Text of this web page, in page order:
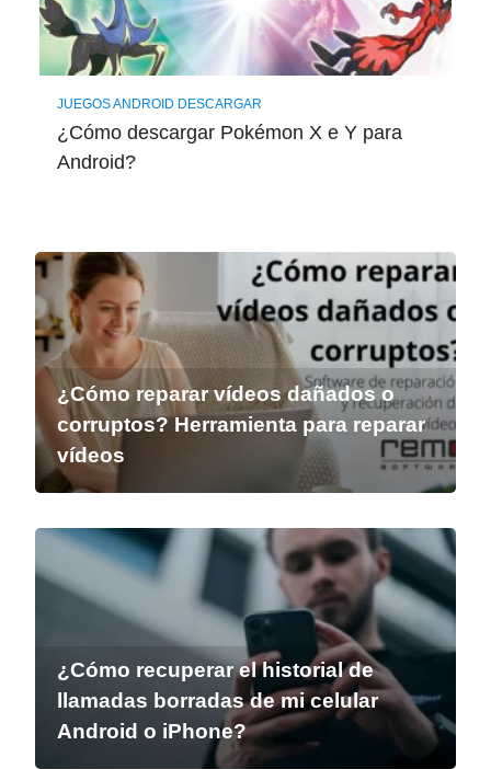
JUEGOS ANDROID DESCARGAR
¿Cómo descargar Pokémon X e Y para
Android?
¿Cómo reparar vídeos dañados o
corruptos? Herramienta para reparar
vídeos
¿Cómo recuperar el historial de
llamadas borradas de mi celular
Android o iPhone?